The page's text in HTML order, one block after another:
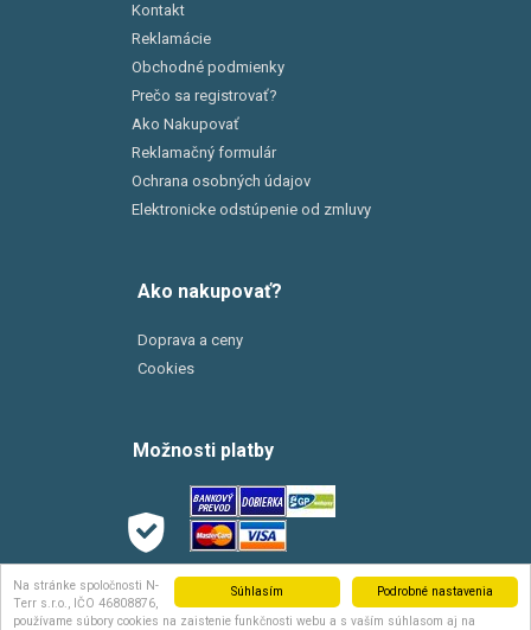
Podrobné nastavenia
Súhlasím
Na stránke spoločnosti N-
Terr s.r.o., IČO 46808876,
používame súbory cookies na zaistenie funkčnosti webu a s vaším súhlasom aj na
Kontakt
Reklamácie
Obchodné podmienky
Prečo sa registrovať?
Ako Nakupovať
Reklamačný formulár
Ochrana osobných údajov
Elektronicke odstúpenie od zmluvy
Ako nakupovať?
Doprava a ceny
Cookies
Možnosti platby
Možnosti dopravy